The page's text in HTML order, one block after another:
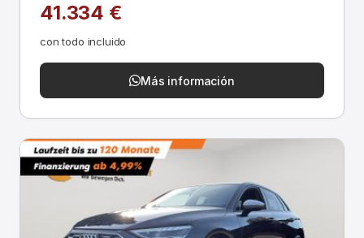
41.334 €
con todo incluido
Más información